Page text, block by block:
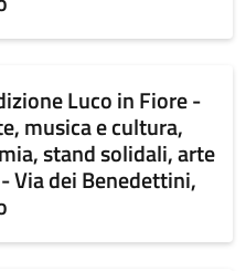
Luco in Fiore -
musica e cultura,
stand solidali, arte
Via dei Benedettini,